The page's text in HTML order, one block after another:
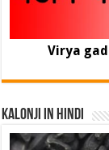
Virya
Kalonji In Hindi